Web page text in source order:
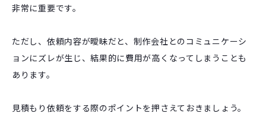
非常に重要です。
ただし、依頼内容が曖昧だと、制作会社とのコミュニケーシ
ョンにズレが生じ、結果的に費用が高くなってしまうことも
あります。
見積もり依頼をする際のポイントを押さえておきましょう。